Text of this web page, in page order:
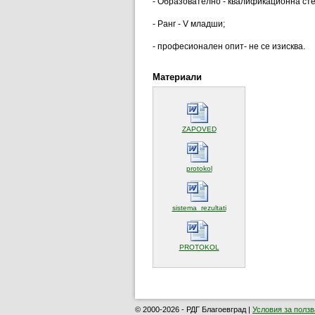
- Ранг - V младши;
- професионален опит- не се изисква.
Материали
ZAPOVED(отваря се в нов прозорец)
protokol(отваря се в нов прозорец)
sistema_rezultati(отваря се в нов прозорец)
PROTOKOL
© 2000-2026 - РДГ Благоевград | Условия за